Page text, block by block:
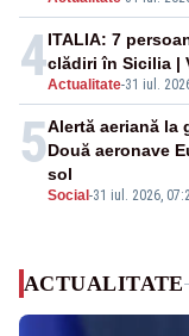
4Actualitate-31 iul.
ITALIA: 7
clădiri în Sicilia |
5
Social -31 iul. 2026,
Alertă aeriană la
Două aeronave
sol
ACTUALITATE